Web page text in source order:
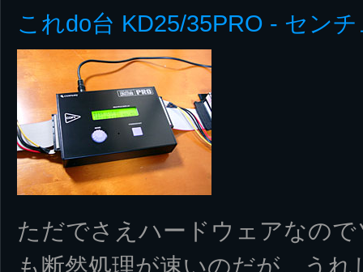
これdo台 KD25/35PRO - セン
ただでさえハードウェアなの
も断然処理が速いのだが、う